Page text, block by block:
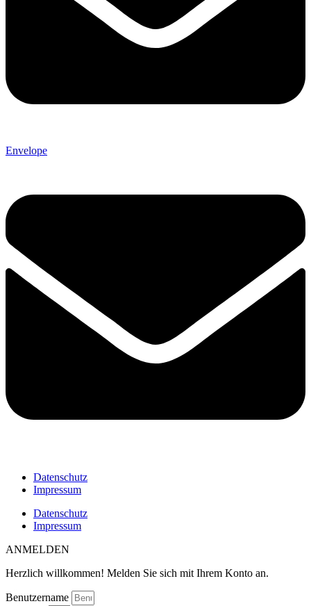
Envelope
Datenschutz
Impressum
Datenschutz
Impressum
ANMELDEN
Herzlich willkommen! Melden Sie sich mit Ihrem Konto an.
Benutzername